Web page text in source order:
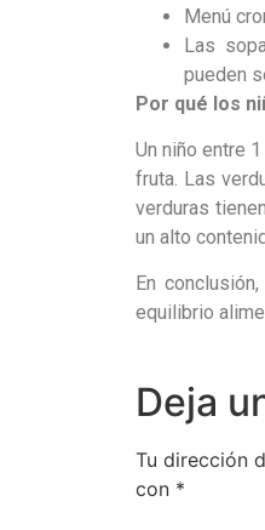
Menú
Las
pueden
Por qué los
Un niño entre
fruta. Las
verduras
un alto
En
equilibrio
Deja
Tu dirección
con *